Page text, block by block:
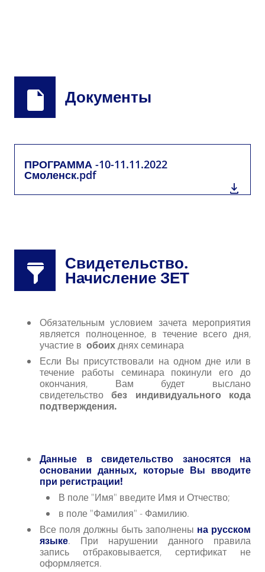
Документы
ПРОГРАММА -10-11.11.2022
Смоленск.pdf
Свидетельство.
Начисление ЗЕТ
Обязательным условием зачета мероприятия
является полноценное, в течение всего дня,
участие в обоихднях семинара
Если Вы присутствовали на одном дне или в
течение работы семинара покинули его до
окончания, Вам будет выслано
свидетельствобез индивидуального кода
подтверждения.
Данные в свидетельство заносятся на
основании данных, которые Вы вводите
при регистрации!
В поле "Имя" введите Имя и Отчество;
в поле "Фамилия" - Фамилию.
Все поля должны быть заполнены на русском
языке. При нарушении данного правила
запись отбраковывается, сертификат не
оформляется.